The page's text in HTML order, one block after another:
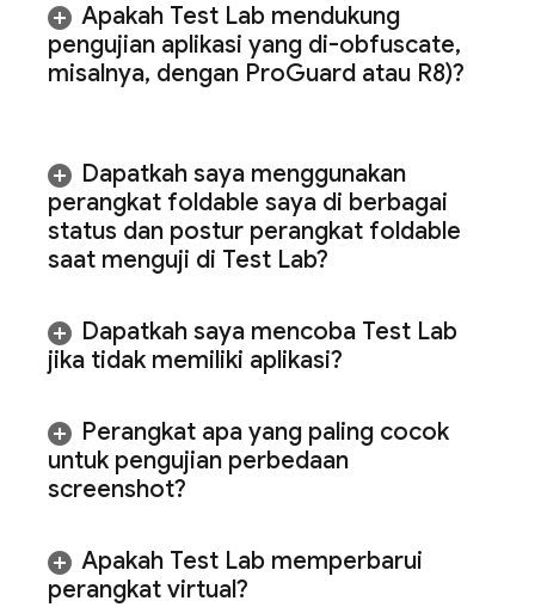
Apakah Test Lab mendukung
pengujian aplikasi yang di-obfuscate,
misalnya, dengan ProGuard atau R8)?
Dapatkah saya menggunakan
perangkat foldable saya di berbagai
status dan postur perangkat foldable
saat menguji di Test Lab?
Dapatkah saya mencoba Test Lab
jika tidak memiliki aplikasi?
Perangkat apa yang paling cocok
untuk pengujian perbedaan
screenshot?
Apakah Test Lab memperbarui
perangkat virtual?